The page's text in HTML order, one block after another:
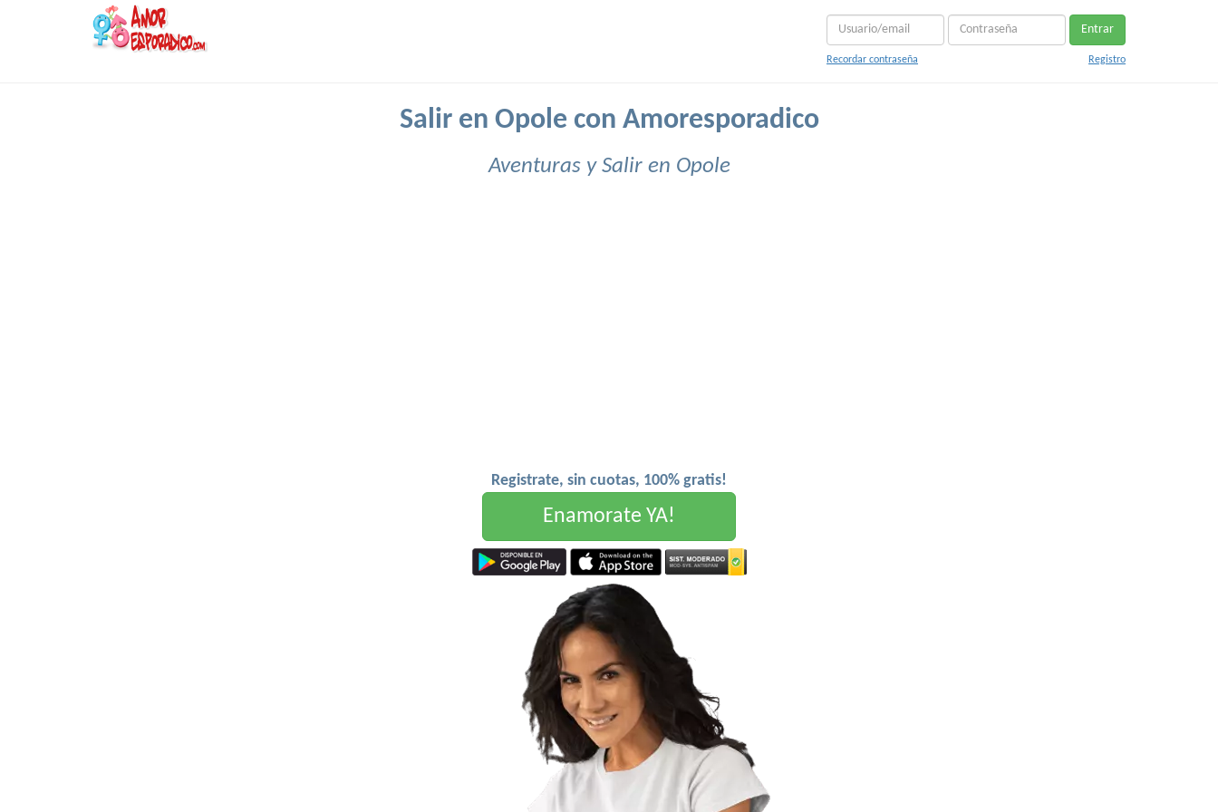
Entrar
Recordar contraseña Registro
Salir en Opole con Amoresporadico
Aventuras y Salir en Opole
Registrate, sin cuotas, 100% gratis!
Enamorate YA!